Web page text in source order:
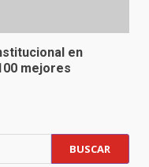
en
mejores